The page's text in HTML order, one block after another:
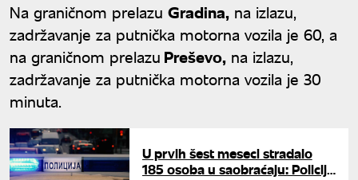
Na graničnom prelazu Gradina, na izlazu,
zadržavanje za putnička motorna vozila je 60, a
na graničnom prelazu Preševo, na izlazu,
zadržavanje za putnička motorna vozila je 30
minuta.
U prvih šest meseci stradalo
185 osoba u saobraćaju: Policija